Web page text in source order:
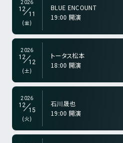
2026
12
11
(金)
BLUE ENCOUNT
19:00 開演
color="gry">
2026
12
12
(土)
トータス松本
18:00 開演
color="gry">
2026
12
15
(火)
石川晟也
19:00 開演
color="gry">